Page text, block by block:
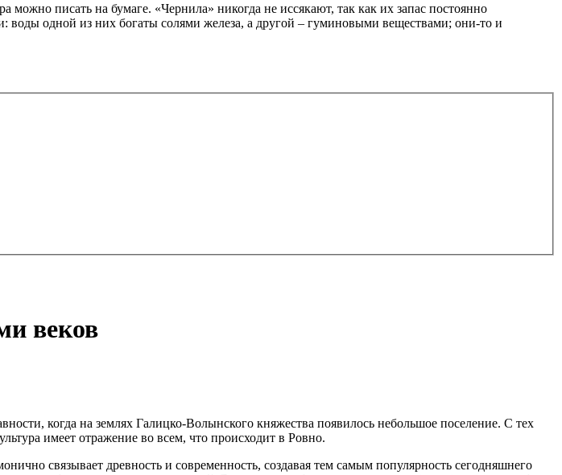
писать на бумаге. «Чернила» никогда не иссякают, так как их запас постоянно
одной из них богаты солями железа, а другой – гуминовыми веществами; они-то и
веков
когда на землях Галицко-Волынского княжества появилось небольшое поселение. С тех
имеет отражение во всем, что происходит в Ровно.
связывает древность и современность, создавая тем самым популярность сегодняшнего